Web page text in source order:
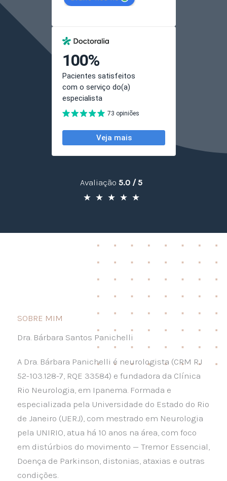
Avaliação 5.0 / 5
★ ★ ★ ★ ★
SOBRE MIM
Dra. Bárbara Santos Panichelli
A Dra. Bárbara Panichelli é neurologista (CRM RJ
52-103.128-7, RQE 33584) e fundadora da Clínica
Rio Neurologia, em Ipanema. Formada e
especializada pela Universidade do Estado do Rio
de Janeiro (UERJ), com mestrado em Neurologia
pela UNIRIO, atua há 10 anos na área, com foco
em distúrbios do movimento — Tremor Essencial,
Doença de Parkinson, distonias, ataxias e outras
condições.